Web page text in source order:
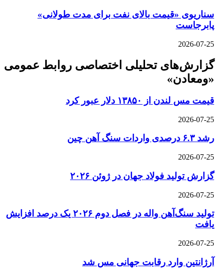
سناریوی «قیمت بالای نفت برای مدت طولانی»
پابرجاست
2026-07-25
گزارش‌های تحلیلی اختصاصی روابط عمومی
«ومعادن»
قیمت مس لندن از ۱۳۸۵۰ دلار عبور کرد
2026-07-25
رشد ۶.۳ درصدی واردات سنگ آهن چین
2026-07-25
گزارش تولید فولاد جهان در ژوئن ۲۰۲۶
2026-07-25
تولید سنگ‌آهن واله در فصل دوم ۲۰۲۶ یک درصد افزایش
یافت
2026-07-25
آرژانتین وارد رقابت جهانی مس شد